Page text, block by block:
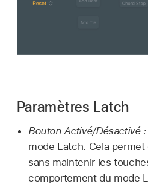
Paramètres Latch
Bouton Activé/Désactivé :
mode Latch. Cela permet
sans maintenir les
comportement du mode